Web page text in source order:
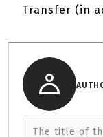
Transfer (in
The title of